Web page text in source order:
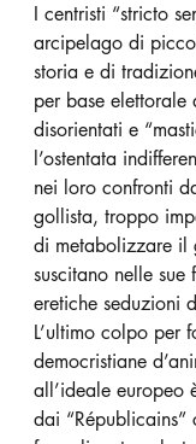
I centristi “stricto
arcipelago di
storia e di
per base
disorientati e
l’ostentata
nei loro confronti
gollista, troppo
di metabolizzare il
suscitano nelle
eretiche seduzioni
L’ultimo colpo per
democristiane
all’ideale europeo
dai “Républicains”